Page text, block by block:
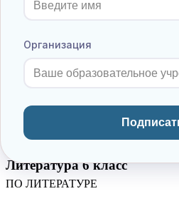
ПО ЛИТЕРАТУРЕ
Принять участие
Литература 6 класс
ПО ЛИТЕРАТУРЕ
Организация